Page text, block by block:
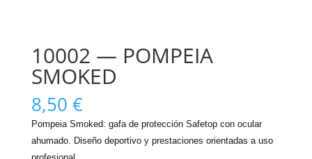
10002 — POMPEIA
SMOKED
8,50 €
Pompeia Smoked: gafa de protección Safetop con ocular
ahumado. Diseño deportivo y prestaciones orientadas a uso